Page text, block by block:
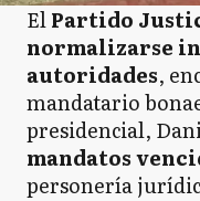
ElPartido
normalizarse
autoridades,
mandatario
presidencial,
mandatos
personería